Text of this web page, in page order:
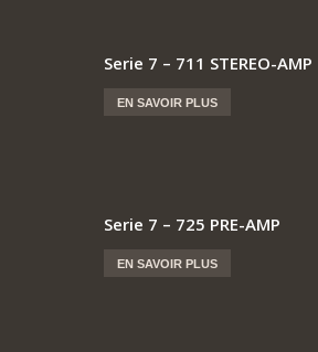
Serie 7 – 711 STEREO-AMP
EN SAVOIR PLUS
Serie 7 – 725 PRE-AMP
EN SAVOIR PLUS